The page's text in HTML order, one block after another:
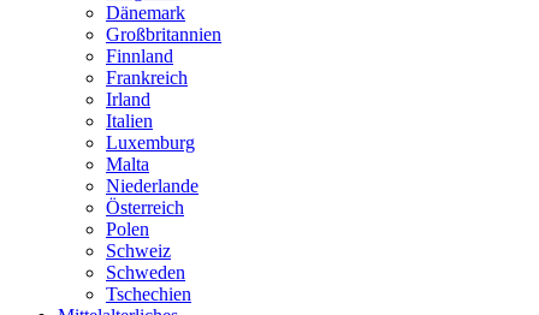
Dänemark
Großbritannien
Finnland
Frankreich
Irland
Italien
Luxemburg
Malta
Niederlande
Österreich
Polen
Schweiz
Schweden
Tschechien